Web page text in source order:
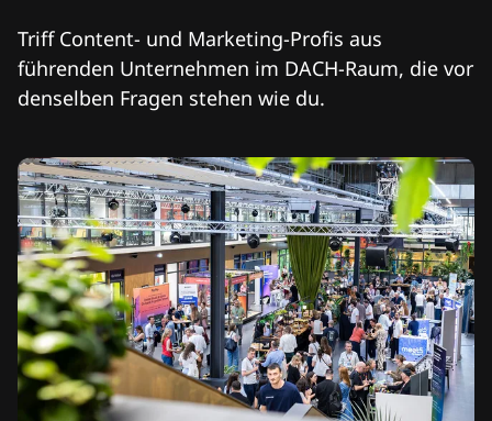
Triff Content- und Marketing-Profis aus
führenden Unternehmen im DACH-Raum, die vor
denselben Fragen stehen wie du.